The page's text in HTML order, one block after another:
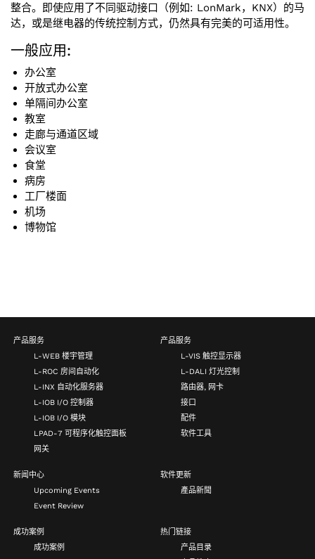
整合。即使应用了不同驱动接口（例如: LonMark，KNX）的马
达，或是继电器的传统控制方式，仍然具有完美的可适用性。
一般应用:
办公室
开放式办公室
单隔间办公室
教室
走廊与通道区域
会议室
食堂
病房
工厂楼面
机场
博物馆
产品服务
L-WEB 楼宇管理
L-ROC 房间自动化
L-INX 自动化服务器
L-IOB I/O 控制器
L-IOB I/O 模块
LPAD-7 可程序化触控面板
网关
产品服务
L-VIS 触控显示器
L-DALI 灯光控制
路由器, 网卡
接口
配件
软件工具
新闻中心
Upcoming Events
Event Review
软件更新
產品新聞
成功案例
成功案例
热门链接
产品目录